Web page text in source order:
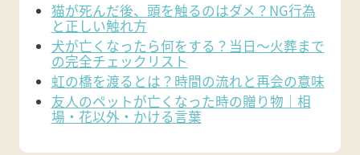
猫が死んだ後、頭を触るのはダメ？NG行為
と正しい触れ方
犬が亡くなったら何をする？当日〜火葬まで
の完全チェックリスト
虹の橋を渡るとは？時間の流れと再会の意味
友人のペットが亡くなった時の贈り物｜相
場・花以外・かける言葉